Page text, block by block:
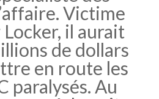
Victime
Locker, il aurait
de dollars
en route les
paralysés. Au